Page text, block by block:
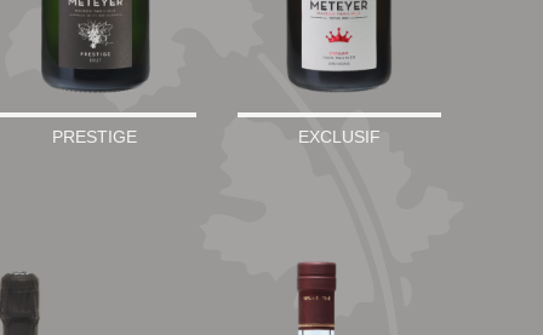
PRESTIGE EXCLUSIF